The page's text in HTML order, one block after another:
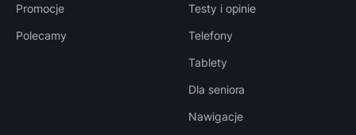
Promocje
Polecamy
Testy i opinie
Telefony
Tablety
Dla seniora
Nawigacje